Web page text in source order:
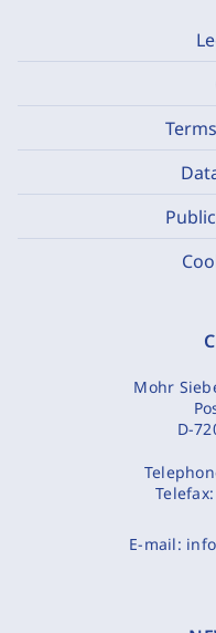
Mohr
D-
E-mail: